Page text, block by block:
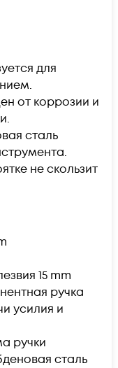
для
от коррозии и
сталь
не скользит
15 mm
ручка
усилия и
ручки
сталь